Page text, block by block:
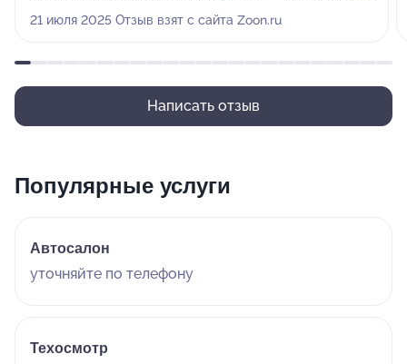
владельцам автомобилей!
21 июля 2025 Отзыв взят с сайта Zoon.ru
Написать отзыв
Популярные услуги
Автосалон
уточняйте по телефону
Техосмотр